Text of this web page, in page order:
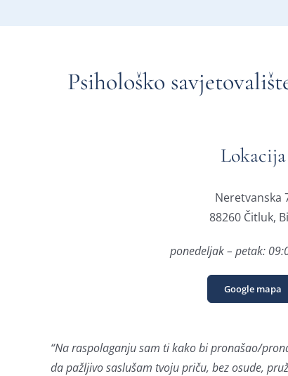
Psihološko
Lokacija
Neretvanska
88260 Čitluk,
ponedeljak – petak:
Google mapa
“Na raspolaganju sam ti kako bi pronašao/
da pažljivo saslušam tvoju priču, bez osude,